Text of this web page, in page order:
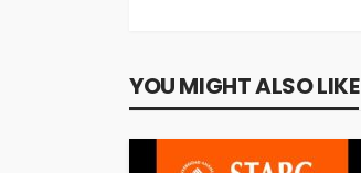
YOU MIGHT ALSO LIKE